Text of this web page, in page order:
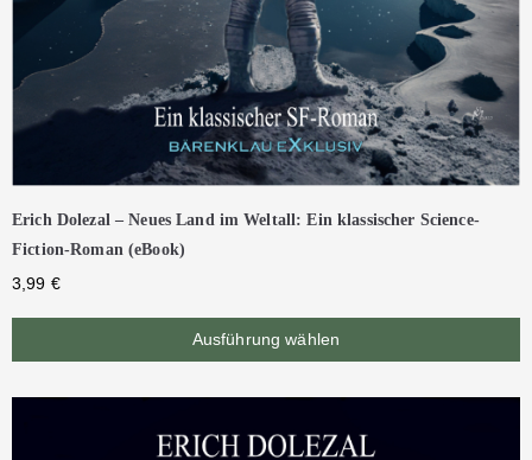
Erich Dolezal – Neues Land im Weltall: Ein klassischer Science-
Fiction-Roman (eBook)
3,99 €
Ausführung wählen